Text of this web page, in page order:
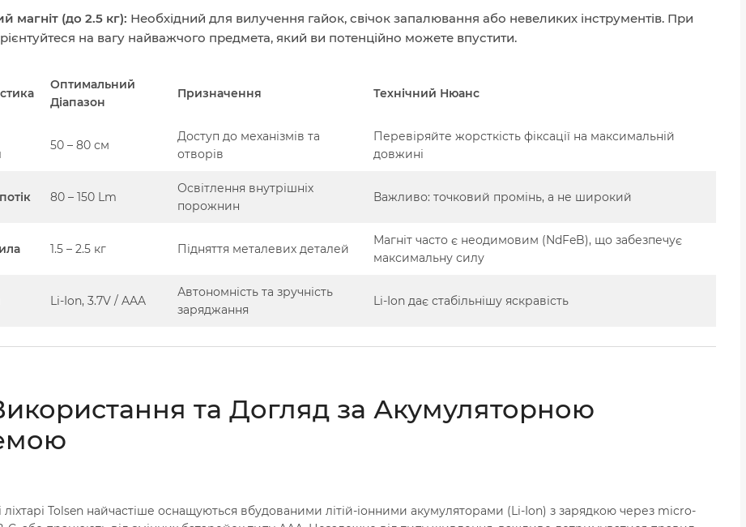
магніт (до 2.5 кг): Необхідний для вилучення гайок, свічок запалювання або невеликих інструментів. При
на вагу найважчого предмета, який ви потенційно можете впустити.
Оптимальний
Діапазон
Призначення Технічний Нюанс
50 – 80 см
Доступ до механізмів та
отворів
Перевіряйте жорсткість фіксації на максимальній
довжині
80 – 150 Lm
Освітлення внутрішніх
порожнин
Важливо: точковий промінь, а не широкий
1.5 – 2.5 кг Підняття металевих деталей
Магніт часто є неодимовим (NdFeB), що забезпечує
максимальну силу
Li-Ion, 3.7V / AAA
Автономність та зручність
заряджання
Li-Ion дає стабільнішу яскравість
та Догляд за Акумуляторною
ліхтарі Tolsen найчастіше оснащуються вбудованими літій-іонними акумуляторами (Li-Ion) з зарядкою через micro-